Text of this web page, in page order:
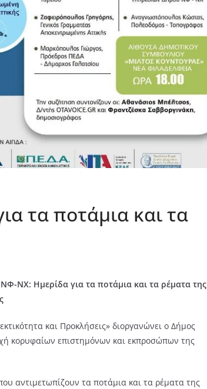
τα ποτάμια και τα
ΝΧ: Ημερίδα για τα ποτάμια και τα ρέματα της
και Προκλήσεις» διοργανώνει ο Δήμος
κορυφαίων επιστημόνων και εκπροσώπων της
αντιμετωπίζουν τα ποτάμια και τα ρέματα της